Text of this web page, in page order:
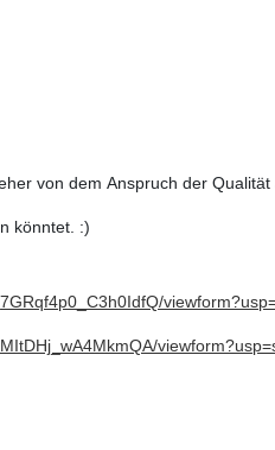
von dem Anspruch der Qualität
könntet. :)